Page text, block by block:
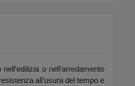
o nell’arredamento
all’usura del tempo e